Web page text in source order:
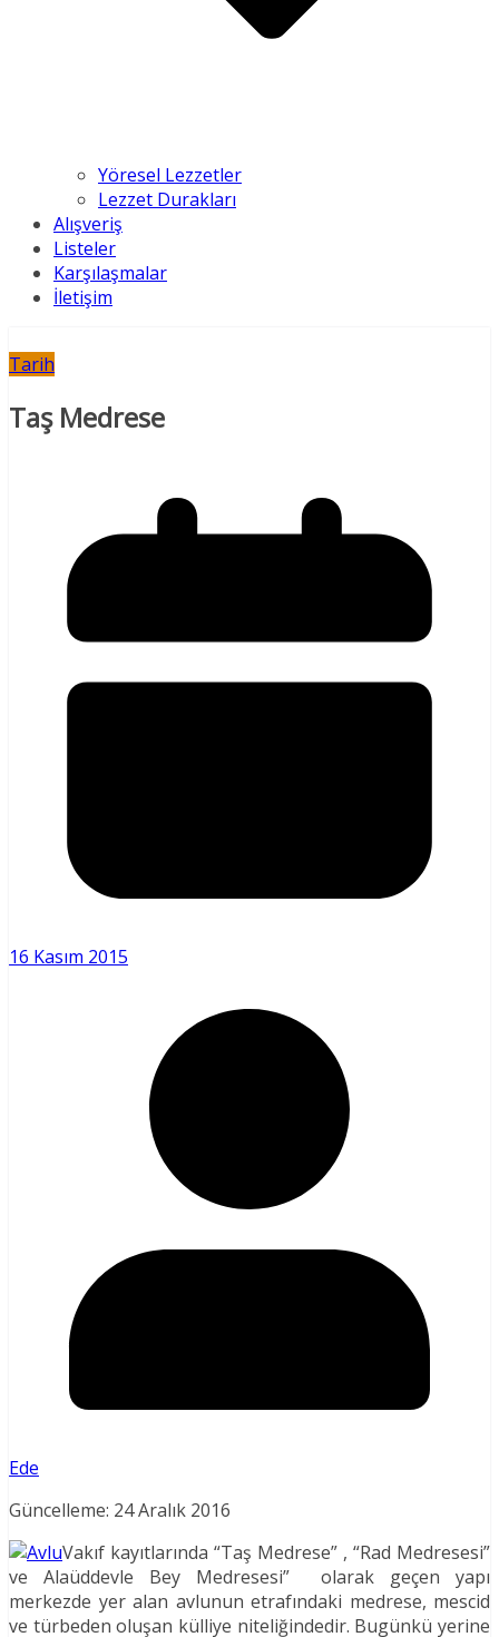
Yöresel Lezzetler
Lezzet Durakları
Alışveriş
Listeler
Karşılaşmalar
İletişim
Tarih
Taş Medrese
16 Kasım 2015
Ede
Güncelleme: 24 Aralık 2016
Vakıf kayıtlarında “Taş Medrese” , “Rad Medresesi”
ve Alaüddevle Bey Medresesi” olarak geçen yapı
merkezde yer alan avlunun etrafındaki medrese, mescid
ve türbeden oluşan külliye niteliğindedir. Bugünkü yerine